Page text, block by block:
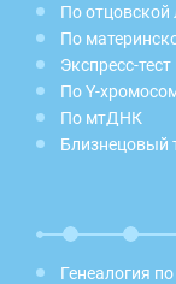
По отцовской
По
Экспресс-тест
По Y-
По мтДНК
Близнецовый
Генеалогия